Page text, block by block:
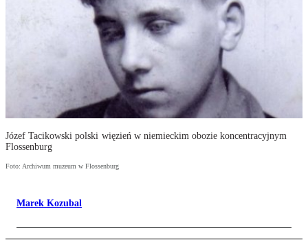
Józef Tacikowski polski więzień w niemieckim obozie koncentracyjnym
Flossenburg
Foto: Archiwum muzeum w Flossenburg
Marek Kozubal